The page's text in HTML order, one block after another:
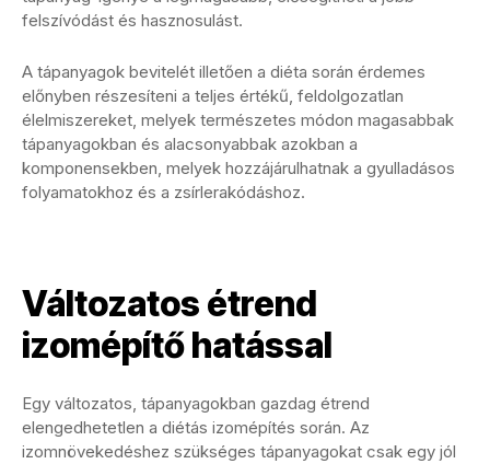
felszívódást és hasznosulást.
A tápanyagok bevitelét illetően a diéta során érdemes
előnyben részesíteni a teljes értékű, feldolgozatlan
élelmiszereket, melyek természetes módon magasabbak
tápanyagokban és alacsonyabbak azokban a
komponensekben, melyek hozzájárulhatnak a gyulladásos
folyamatokhoz és a zsírlerakódáshoz.
Változatos étrend
izomépítő hatással
Egy változatos, tápanyagokban gazdag étrend
elengedhetetlen a diétás izomépítés során. Az
izomnövekedéshez szükséges tápanyagokat csak egy jól